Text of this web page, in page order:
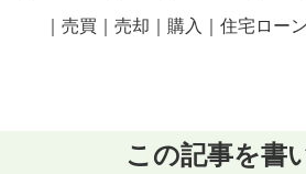
｜売買｜売却｜購入｜住宅ロー
この記事を書